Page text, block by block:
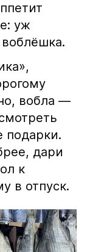
уж
вобла —
подарки.
дари
к
в отпуск.